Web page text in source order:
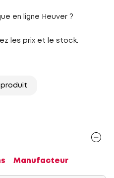
en ligne Heuver ?
les prix et le stock.
produit
Manufacteur